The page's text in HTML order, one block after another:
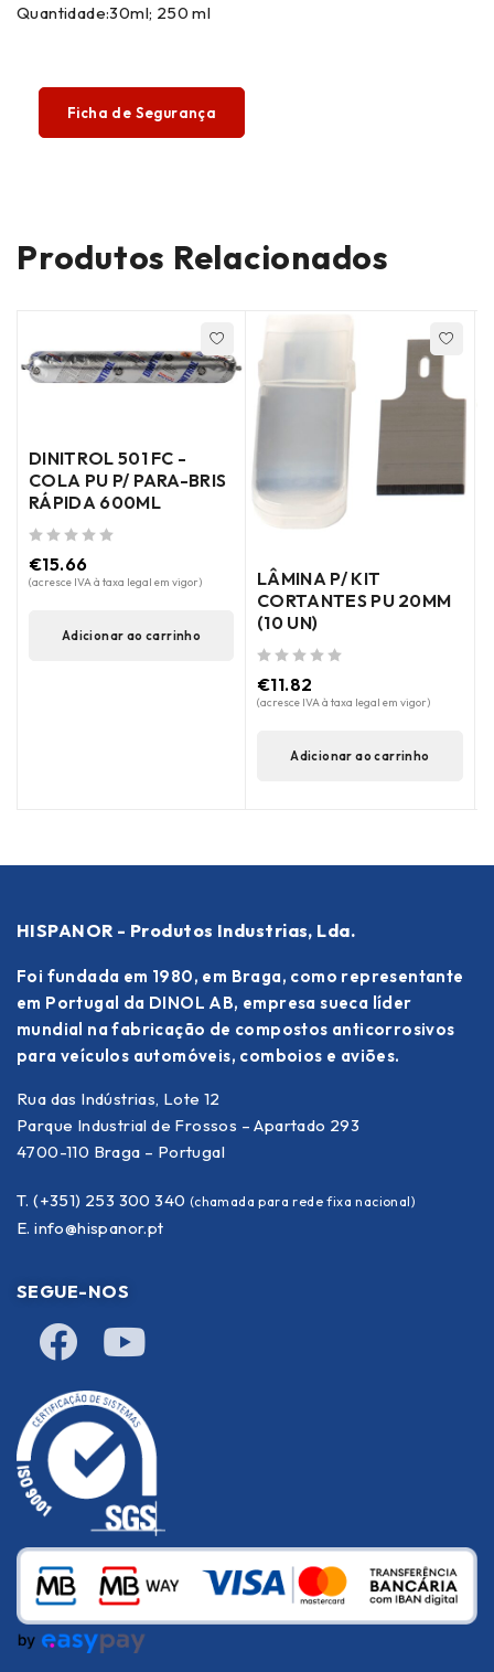
Quantidade:30ml; 250 ml
Ficha de Segurança
Produtos Relacionados
DINITROL 501 FC -
COLA PU P/ PARA-BRIS
RÁPIDA 600ML
€15.66
(acresce IVA à taxa legal em vigor)
Adicionar ao carrinho
LÂMINA P/ KIT
CORTANTES PU 20MM
(10 UN)
€11.82
(acresce IVA à taxa legal em vigor)
Adicionar ao carrinho
HISPANOR - Produtos Industrias, Lda.
Foi fundada em 1980, em Braga, como representante
em Portugal da DINOL AB, empresa sueca líder
mundial na fabricação de compostos anticorrosivos
para veículos automóveis, comboios e aviões.
Rua das Indústrias, Lote 12
Parque Industrial de Frossos – Apartado 293
4700-110 Braga – Portugal
T. (+351) 253 300 340 (chamada para rede fixa nacional)
E. info@hispanor.pt
SEGUE-NOS